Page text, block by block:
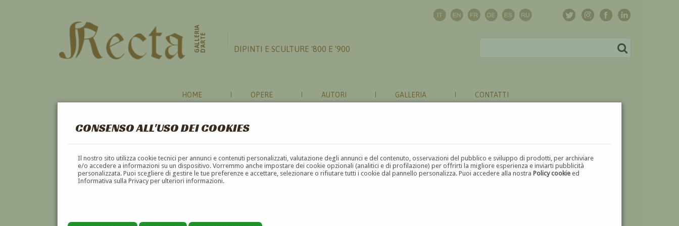
CONSENSO ALL'USO DEI COOKIES
Il nostro sito utilizza cookie tecnici per annunci e contenuti personalizzati, valutazione degli annunci e del contenuto, osservazioni del pubblico e sviluppo di prodotti, per archiviare
e/o accedere a informazioni su un dispositivo. Vorremmo anche impostare dei cookie opzionali (analitici e di profilazione) per offrirti la migliore esperienza e inviarti pubblicità
personalizzata. Puoi scegliere di gestire le tue preferenze e accettare, selezionare o rifiutare tutti i cookie dal pannello personalizza. Puoi accedere alla nostraPolicy cookie ed
Informativa sulla Privacy per ulteriori informazioni.
GALLERIAD'ARTE DIPINTI E SCULTURE '800 E '900
HOME OPERE AUTORI GALLERIA CONTATTI
PARABITA
A B C D E F G H I J K L M N O P Q R S T U V W X Y Z ⬅